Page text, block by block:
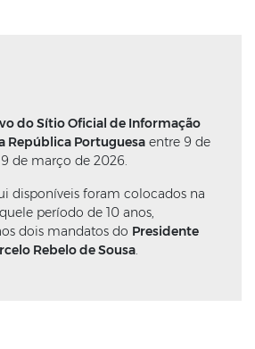
do Sítio Oficial de Informação
República Portuguesa entre 9 de
de março de 2026.
disponíveis foram colocados na
período de 10 anos,
dois mandatos do Presidente
Rebelo de Sousa.